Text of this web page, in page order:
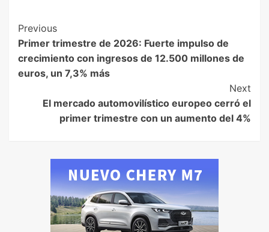
Previous
Primer trimestre de 2026: Fuerte impulso de
crecimiento con ingresos de 12.500 millones de
euros, un 7,3% más
Next
El mercado automovilístico europeo cerró el
primer trimestre con un aumento del 4%